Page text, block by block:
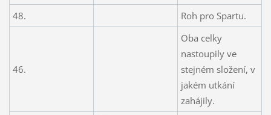
48.
Roh pro Spartu.
46.
Oba celky
nastoupily ve
stejném složení, v
jakém utkání
zahájily.